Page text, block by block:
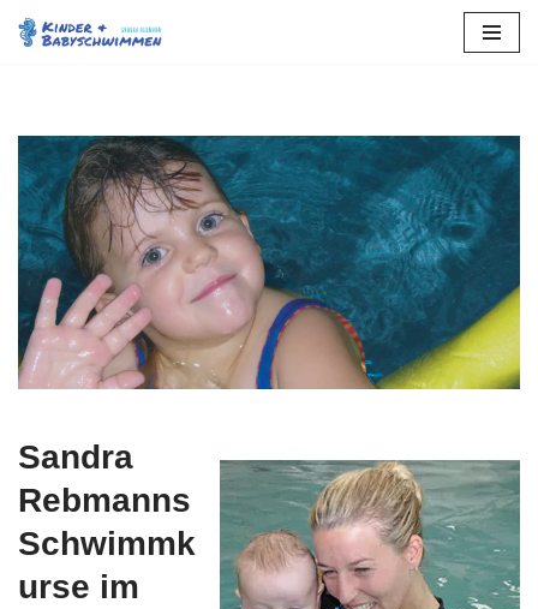
Sandra
Rebmanns
Schwimmk
urse im